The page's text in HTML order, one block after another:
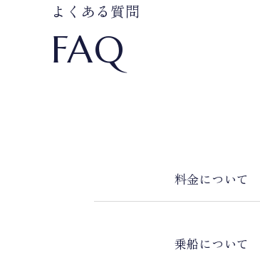
よくある質問
FAQ
料金について
乗船について